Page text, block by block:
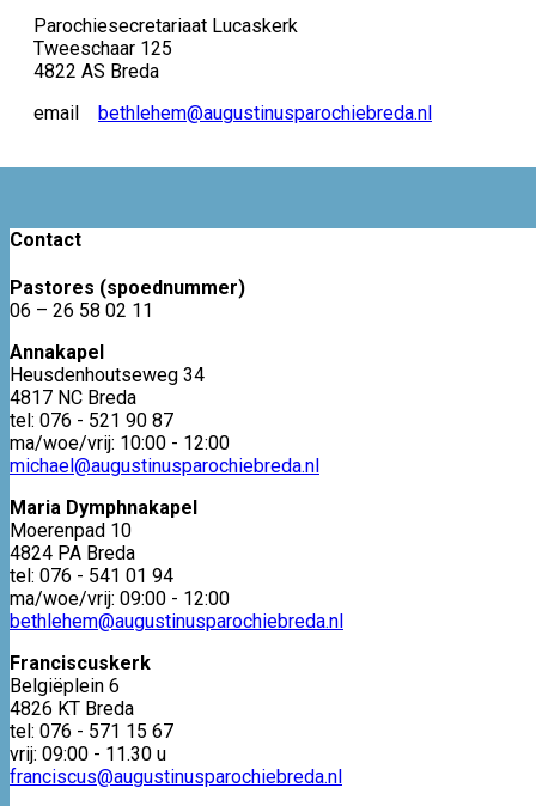
Parochiesecretariaat Lucaskerk
Tweeschaar 125
4822 AS Breda
email bethlehem@augustinusparochiebreda.nl
Contact
Pastores (spoednummer)
06 – 26 58 02 11
Annakapel
Heusdenhoutseweg 34
4817 NC Breda
tel: 076 - 521 90 87
ma/woe/vrij: 10:00 - 12:00
michael@augustinusparochiebreda.nl
Maria Dymphnakapel
Moerenpad 10
4824 PA Breda
tel: 076 - 541 01 94
ma/woe/vrij: 09:00 - 12:00
bethlehem@augustinusparochiebreda.nl
Franciscuskerk
Belgiëplein 6
4826 KT Breda
tel: 076 - 571 15 67
vrij: 09:00 - 11.30 u
franciscus@augustinusparochiebreda.nl